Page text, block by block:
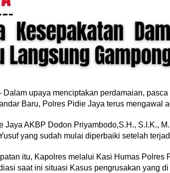
Dalam upaya menciptakan perdamaian,
Baru, Polres Pidie Jaya terus mengawal
Jaya AKBP Dodon Priyambodo,S.H., S.I.K.,
yang sudah mulai diperbaiki setelah
itu, Kapolres melalui Kasi Humas Polres
saat ini situasi Kasus pengrusakan yang